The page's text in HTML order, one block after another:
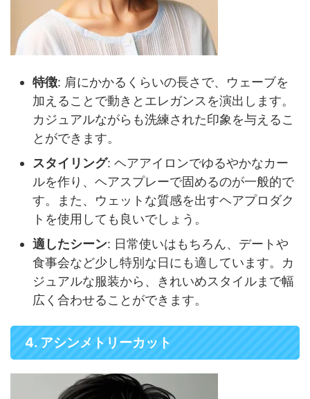
特徴: 肩にかかるくらいの長さで、ウェーブを
加えることで動きとエレガンスを演出します。
カジュアルながらも洗練された印象を与えるこ
とができます。
スタイリング: ヘアアイロンでゆるやかなカー
ルを作り、ヘアスプレーで固めるのが一般的で
す。また、ウェットな質感を出すヘアプロダク
トを使用しても良いでしょう。
適したシーン: 日常使いはもちろん、デートや
食事会など少し特別な日にも適しています。カ
ジュアルな服装から、きれいめスタイルまで幅
広く合わせることができます。
4. アシンメトリーカット